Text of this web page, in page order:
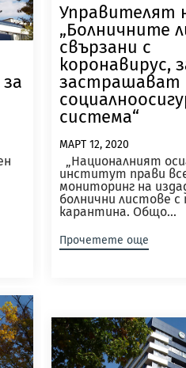
Управителят
„Болничните
свързани с
коронавирус,
застрашават
система“
МАРТ 12, 2020
„Националният
институт прави
мониторинг на
болнични листове с
карантина. Общо...
Прочетете още